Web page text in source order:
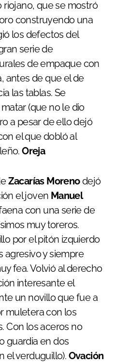
que se mostró
construyendo una
los defectos del
serie de
de empaque con
antes de que el de
las tablas. Se
(que no le dio
a pesar de ello dejó
el que dobló al
Oreja
Zacarías Morenodejó
el joven Manuel
con una serie de
muy toreros.
por el pitón izquierdo
agresivo y siempre
fea. Volvió al derecho
interesante el
un novillo que fue a
muletera con los
Con los aceros no
guardia en dos
el verduguillo). Ovación